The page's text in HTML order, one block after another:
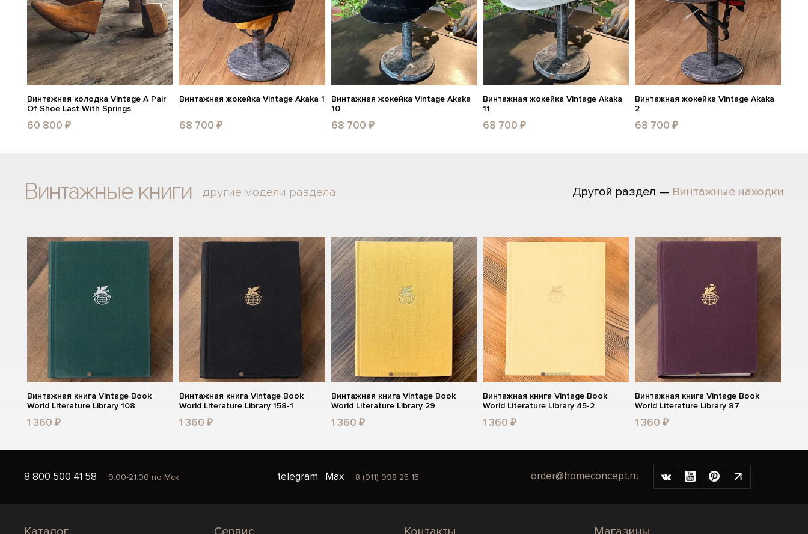
Винтажная колодка Vintage A Pair
Of Shoe Last With Springs
60 800 ₽
Винтажная жокейка Vintage Akaka 1
68 700 ₽
Винтажная жокейка Vintage Akaka
10
68 700 ₽
Винтажная жокейка Vintage Akaka
11
68 700 ₽
Винтажная жокейка Vintage Akaka
2
68 700 ₽
Винтажные книги другие модели раздела Другой раздел — Винтажные находки
Винтажная книга Vintage Book
World Literature Library 108
1 360 ₽
Винтажная книга Vintage Book
World Literature Library 158-1
1 360 ₽
Винтажная книга Vintage Book
World Literature Library 29
1 360 ₽
Винтажная книга Vintage Book
World Literature Library 45-2
1 360 ₽
Винтажная книга Vintage Book
World Literature Library 87
1 360 ₽
8 800 500 41 58 9:00-21:00 по Мск telegram Max 8 (911) 998 25 13 order@homeconcept.ru